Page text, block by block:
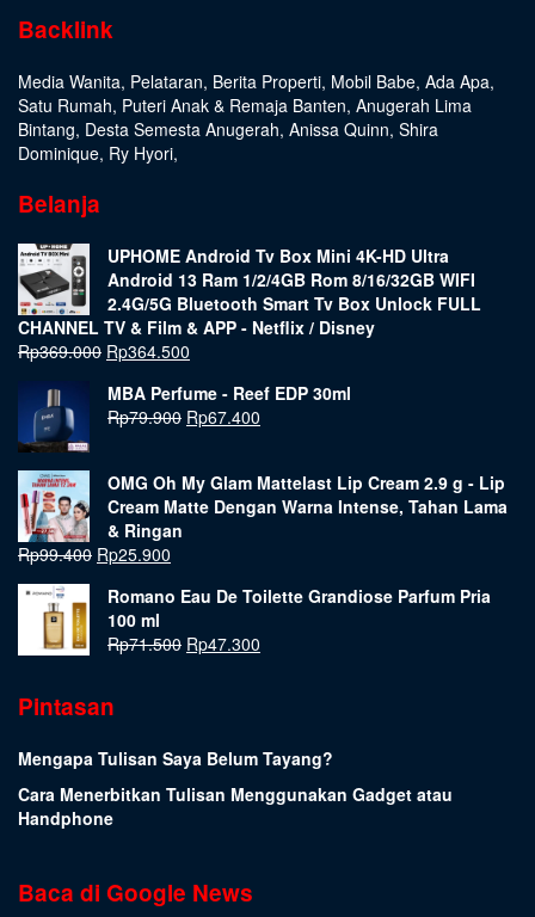
Backlink
Media Wanita, Pelataran, Berita Properti, Mobil Babe, Ada Apa,
Satu Rumah, Puteri Anak & Remaja Banten, Anugerah Lima
Bintang, Desta Semesta Anugerah, Anissa Quinn, Shira
Dominique, Ry Hyori,
Belanja
UPHOME Android Tv Box Mini 4K-HD Ultra
Android 13 Ram 1/2/4GB Rom 8/16/32GB WIFI
2.4G/5G Bluetooth Smart Tv Box Unlock FULL
CHANNEL TV & Film & APP - Netflix / Disney
Rp369.000 Rp364.500
MBA Perfume - Reef EDP 30ml
Rp79.900 Rp67.400
OMG Oh My Glam Mattelast Lip Cream 2.9 g - Lip
Cream Matte Dengan Warna Intense, Tahan Lama
& Ringan
Rp99.400 Rp25.900
Romano Eau De Toilette Grandiose Parfum Pria
100 ml
Rp71.500 Rp47.300
Pintasan
Mengapa Tulisan Saya Belum Tayang?
Cara Menerbitkan Tulisan Menggunakan Gadget atau
Handphone
Baca di Google News